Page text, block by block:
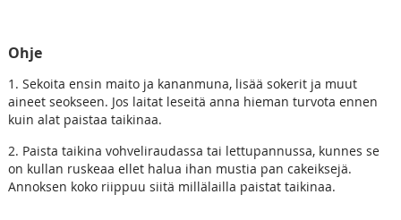
Ohje
1. Sekoita ensin maito ja kananmuna, lisää sokerit ja muut
aineet seokseen. Jos laitat leseitä anna hieman turvota ennen
kuin alat paistaa taikinaa.
2. Paista taikina vohveliraudassa tai lettupannussa, kunnes se
on kullan ruskeaa ellet halua ihan mustia pan cakeiksejä.
Annoksen koko riippuu siitä millälailla paistat taikinaa.